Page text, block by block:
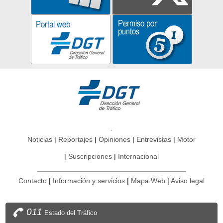
Noticias Reportajes Opiniones Entrevistas Motor
Suscripciones Internacional
Contacto Información y servicios Mapa Web Aviso legal
011 Estado del Tráfico